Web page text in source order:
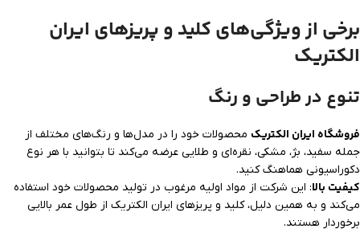
برخی از ویژگی‌های کلید و پریزهای ایران
الکتریک
تنوع در طراحی و رنگ
فروشگاه ایران الکتریک محصولات خود را در مدل‌ها و رنگ‌های مختلف از
جمله سفید، بژ، مشکی، نقره‌ای و طلایی عرضه می‌کند تا بتوانید با هر نوع
دکوراسیونی هماهنگ کنید.
کیفیت بالا: این شرکت از مواد اولیه مرغوب در تولید محصولات خود استفاده
می‌کند و به همین دلیل، کلید و پریزهای ایران الکتریک از طول عمر بالایی
برخوردار هستند.